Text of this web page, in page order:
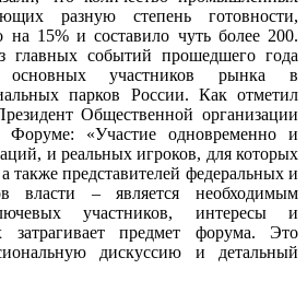
разную степень готовности,
на 15% и составило чуть более 200.
главных событий прошедшего года
основных участников рынка в
парков России. Как отметил
Общественной организации
Форуме: «Участие одновременно и
и реальных игроков, для которых
также представителей федеральных и
власти – является необходимым
участников, интересы и
затрагивает предмет форума. Это
дискуссию и детальный